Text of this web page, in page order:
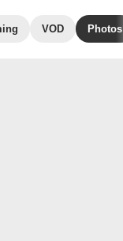
VOD Photos